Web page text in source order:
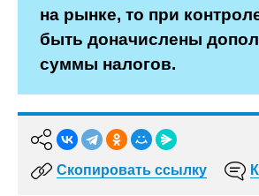
на рынке, то при
быть доначислены
суммы налогов.
Скопировать ссылку